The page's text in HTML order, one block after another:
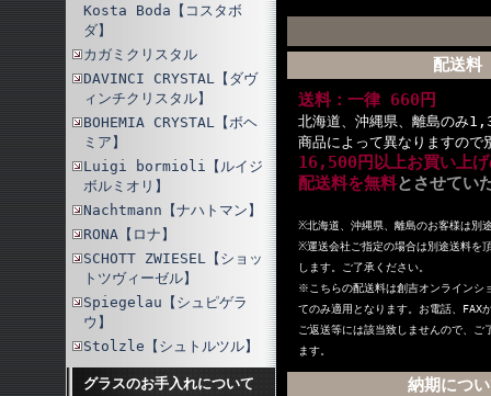
Kosta Boda【コスタボ
ダ】
カガミクリスタル
DAVINCI CRYSTAL【ダヴ
ィンチクリスタル】
BOHEMIA CRYSTAL【ボヘ
ミア】
Luigi bormioli【ルイジ
ボルミオリ】
Nachtmann【ナハトマン】
RONA【ロナ】
SCHOTT ZWIESEL【ショッ
トツヴィーゼル】
Spiegelau【シュピゲラ
ウ】
Stolzle【シュトルツル】
グラスのお手入れについて
配送料
送料：一律 660円
北海道、沖縄県、離島のみ
商品によって異なりますので
16,500円以上お買い上
配送料を無料とさせてい
※北海道、沖縄県、離島のお客様は別
※運送会社ご指定の場合は別途送料を
します。ご了承ください。
※こちらの配送料は創吉オンラインシ
てのみ適用となります。お電話、FAX
ご返送等には該当致しませんので、ご
ます。
納期につ